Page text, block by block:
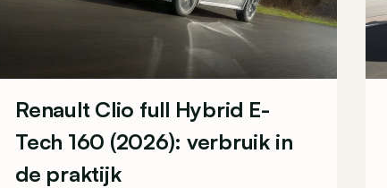
Renault Clio full Hybrid E-
Tech 160 (2026): verbruik in
de praktijk